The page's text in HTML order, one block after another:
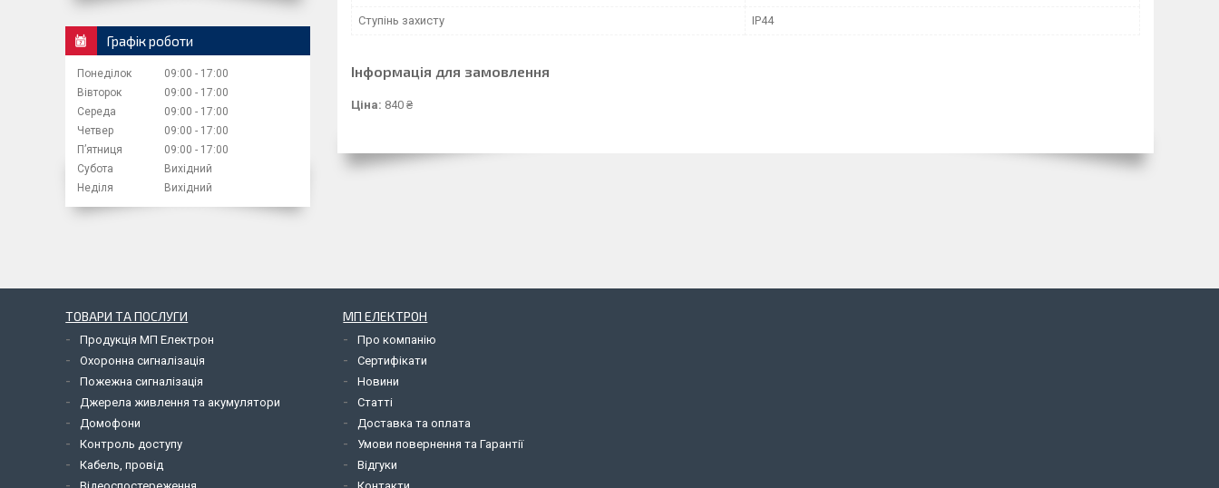
Ступінь захисту IP44
Інформація для замовлення
Ціна: 840 ₴
Графік роботи
Понеділок 09:00
17:00
Вівторок
09:00
17:00
Середа
09:00
17:00
Четвер
09:00
17:00
Пʼятниця
09:00
17:00
Субота
Вихідний
Неділя
Вихідний
ТОВАРИ ТА ПОСЛУГИ
Продукція МП Електрон
Охоронна сигналізація
Пожежна сигналізація
Джерела живлення та акумулятори
Домофони
Контроль доступу
Кабель, провід
МП ЕЛЕКТРОН
Про компанію
Сертифікати
Новини
Статті
Доставка та оплата
Умови повернення та Гарантії
Відгуки